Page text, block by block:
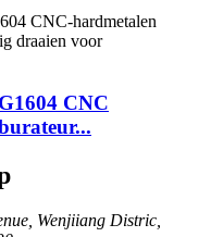
CNC
Wenjiiang Distric,